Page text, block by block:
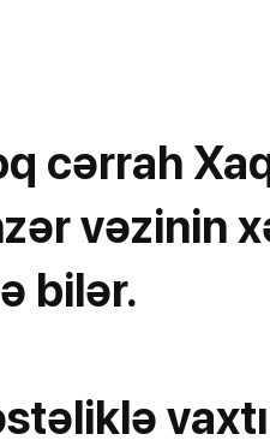
cərrah
vəzinin
bilər.